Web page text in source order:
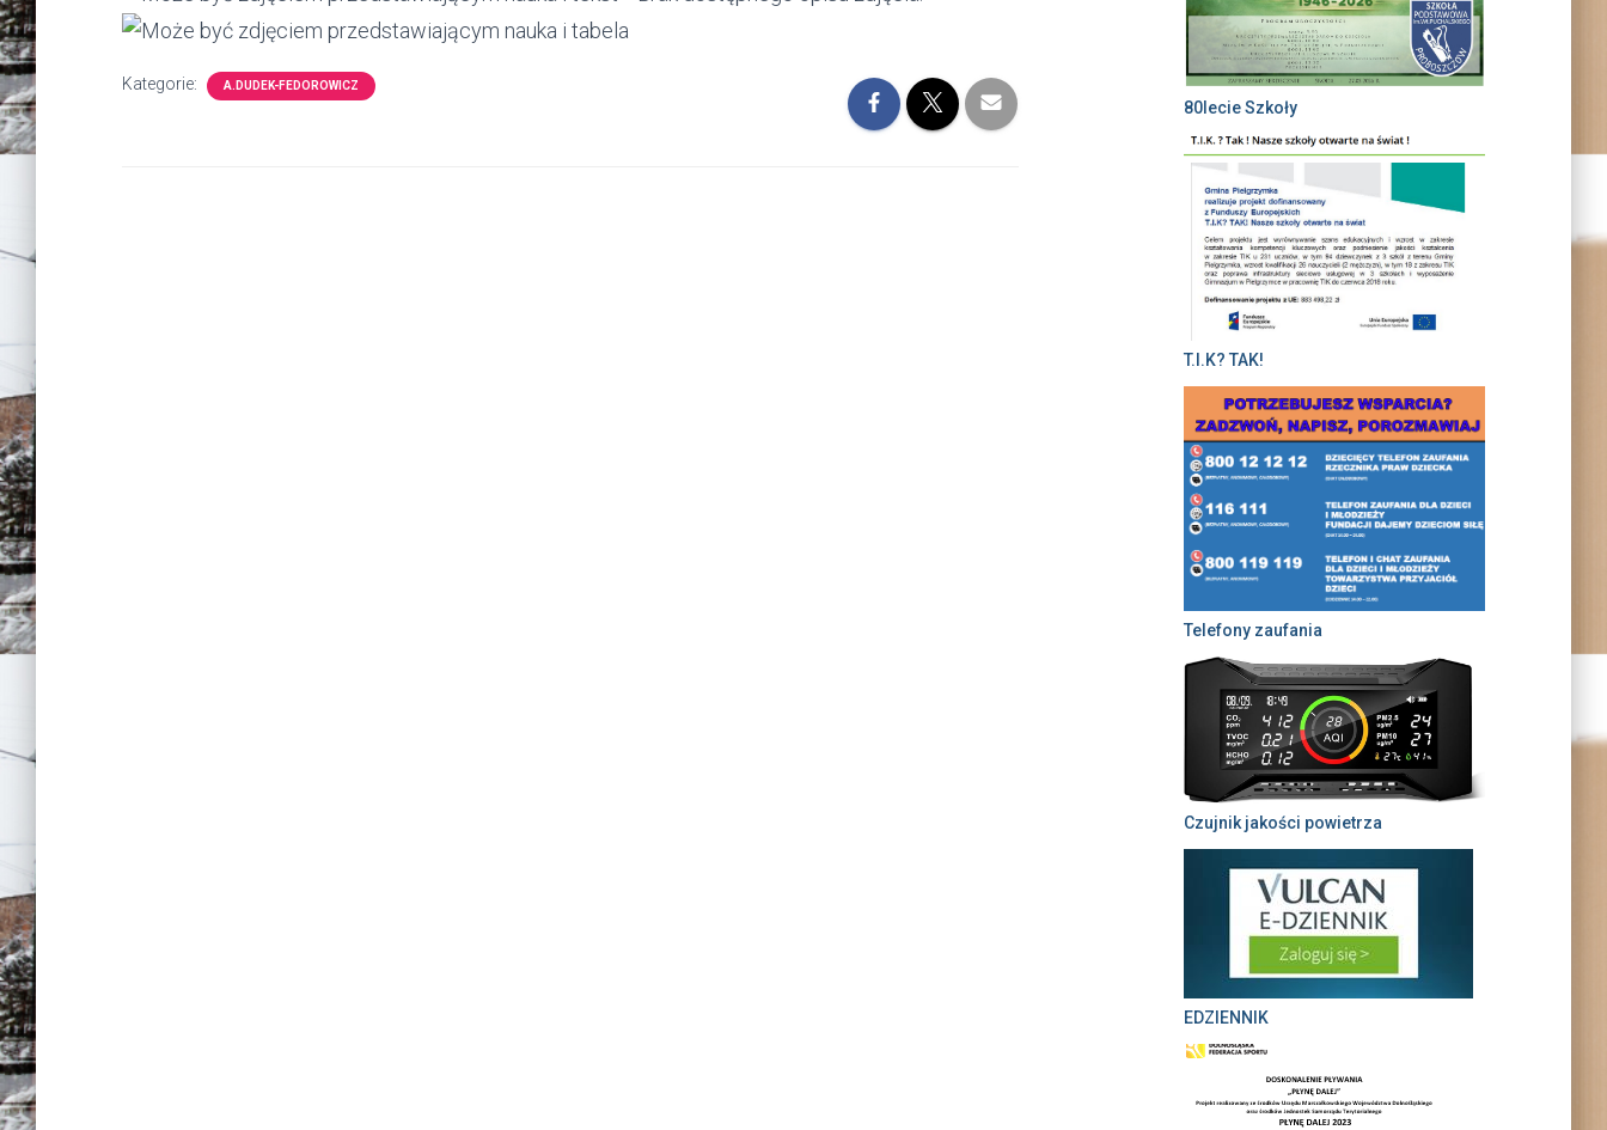
Kategorie: A.DUDEK-FEDOROWICZ
80lecie Szkoły
T.I.K? TAK!
Telefony zaufania
Czujnik jakości powietrza
EDZIENNIK